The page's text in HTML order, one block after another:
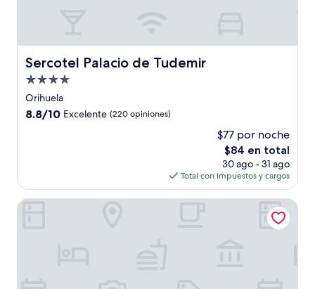
Sercotel Palacio de Tudemir
Sercotel Palacio de Tudemir
Propiedad
de
4.0
Orihuela
8.8
8.8/10 Excelente (220 opiniones)
$77 por noche
El
precio
actual
es
de
$84 en total
30 ago - 31 ago
Total con impuestos y cargos
Hostal Arneva